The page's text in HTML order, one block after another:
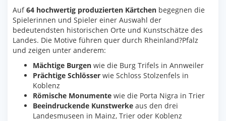
Auf64 hochwertig produzierten Kärtchen begegnen die
Spielerinnen und Spieler einer Auswahl der
bedeutendsten historischen Orte und Kunstschätze des
Landes. Die Motive führen quer durch Rheinland?Pfalz
und zeigen unter anderem:
Mächtige Burgen wie die Burg Trifels in Annweiler
Prächtige Schlösser wie Schloss Stolzenfels in
Koblenz
Römische Monumente wie die Porta Nigra in Trier
Beeindruckende Kunstwerke aus den drei
Landesmuseen in Mainz, Trier oder Koblenz